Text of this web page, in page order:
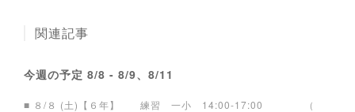
関連記事
今週の予定 8/8 - 8/9、8/11
■ ８/８ (土)【６年】 練習 一小 14:00-17:00 （